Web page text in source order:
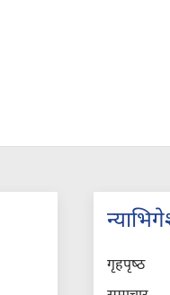
गृहपृष्‍ठ